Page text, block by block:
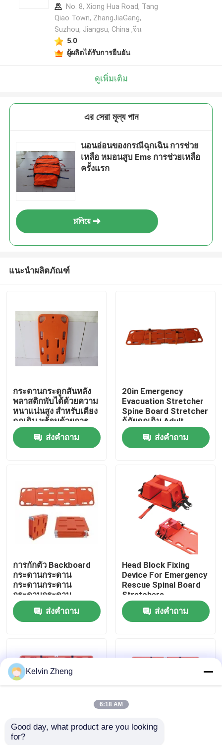
สินค้า
วิดีโอ
ทัวร์โรงงาน
การควบคุมคุณภาพ
ข่าว
ขอทุน
No. 8, Xiong Hua Road, Tang
Qiao Town, ZhangJiaGang,
Suzhou, Jiangsu, China ,จีน
5.0
ผู้ผลิตได้รับการยืนยัน
ดูเพิ่มเติม
এর সেরা মূল্য পান
นอนอ่อนของกรณีฉุกเฉิน การช่วย
เหลือ หมอนสูบ Ems การช่วยเหลือ
ครั้งแรก
চালিয়ে
แนะนำผลิตภัณฑ์
กระดานกระดูกสันหลัง
พลาสติกพับได้ด้วยความ
หนาแน่นสูง สําหรับเตียง
ฉุกเฉิน พร้อมด้วยการ
ฉายรังสีเอ็กซ์และ CT
ส่งคำถาม
20in Emergency
Evacuation Stretcher
Spine Board Stretcher
กู้ภัยฉุกเฉิน Adult
ส่งคำถาม
การกักตัว Backboard
กระดานกระดาน
กระดานกระดาน
กระดานกระดาน
กระดานกระดาน
กระดานกระดาน
กระดานกระดาน
กระดานกระดาน
กระดานกระดาน
กระดานกระดาน
กระดาน
ส่งคำถาม
Head Block Fixing
Device For Emergency
Rescue Spinal Board
Stretchers
ส่งคำถาม
191x 47 X 3 ซม. 159
Kelvin Zheng
6:18 AM
Good day, what product are you looking
for?